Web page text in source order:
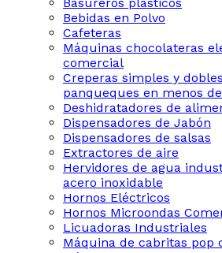
Bebidas en Polvo
Cafeteras
Máquinas chocolateras
comercial
Creperas simples y
panqueques en menos
Deshidratadores de
Dispensadores de Jabón
Dispensadores de salsas
Extractores de aire
Hervidores de agua
acero inoxidable
Hornos Eléctricos
Hornos Microondas
Licuadoras Industriales
Máquina de cabritas pop